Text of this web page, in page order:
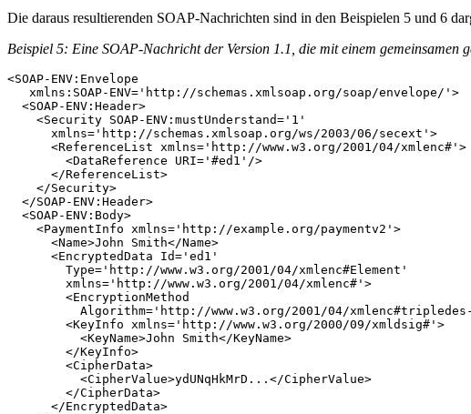
Die daraus resultierenden SOAP-Nachrichten sind in den Beispielen 5 und 6
Beispiel 5: Eine SOAP-Nachricht der Version 1.1, die mit einem gemeinsamen
<SOAP-ENV:Envelope
   xmlns:SOAP-ENV='http://schemas.xmlsoap.org/soap/envelope/'>
  <SOAP-ENV:Header>
    <Security SOAP-ENV:mustUnderstand='1'
      xmlns='http://schemas.xmlsoap.org/ws/2003/06/secext'>
      <ReferenceList xmlns='http://www.w3.org/2001/04/xmlenc#'>
        <DataReference URI='#ed1'/>
      </ReferenceList>
    </Security>
  </SOAP-ENV:Header>
  <SOAP-ENV:Body>
    <PaymentInfo xmlns='http://example.org/paymentv2'>
      <Name>John Smith</Name>
      <EncryptedData Id='ed1'
        Type='http://www.w3.org/2001/04/xmlenc#Element'
        xmlns='http://www.w3.org/2001/04/xmlenc#'>
        <EncryptionMethod
Algorithm='http://www.w3.org/2001/04/
        <KeyInfo xmlns='http://www.w3.org/2000/09/xmldsig#'>
          <KeyName>John Smith</KeyName>
        </KeyInfo>
        <CipherData>
          <CipherValue>ydUNqHkMrD...</CipherValue>
        </CipherData>
      </EncryptedData>